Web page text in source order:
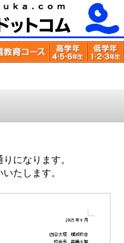
になります。
たします。